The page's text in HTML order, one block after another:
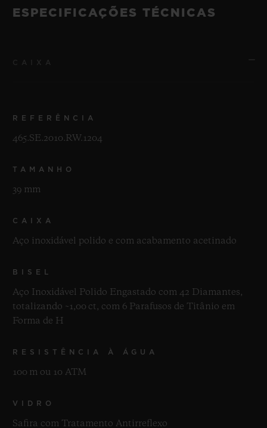
ESPECIFICAÇÕES TÉCNICAS
REFERÊNCIA
465.SE.2010.RW.1204
TAMANHO
39 mm
CAIXA
Aço inoxidável polido e com acabamento acetinado
BISEL
Aço Inoxidável Polido Engastado com 42 Diamantes,
totalizando ~1,00 ct, com 6 Parafusos de Titânio em
Forma de H
RESISTÊNCIA À ÁGUA
100 m ou 10 ATM
VIDRO
Safira com Tratamento Antirreflexo